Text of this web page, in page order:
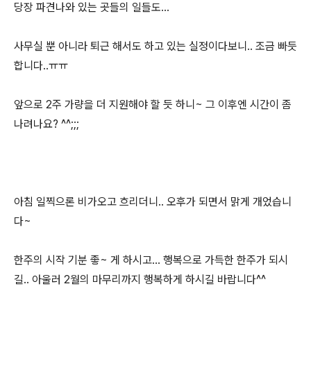
당장 파견나와 있는 곳들의 일들도...
사무실 뿐 아니라 퇴근 해서도 하고 있는 실정이다보니.. 조금 빠듯
합니다..ㅠㅠ
앞으로 2주 가량을 더 지원해야 할 듯 하니~ 그 이후엔 시간이 좀
나려나요? ^^;;;
아침 일찍으론 비가오고 흐리더니.. 오후가 되면서 맑게 개었습니
다~
한주의 시작 기분 좋~ 게 하시고... 행복으로 가득한 한주가 되시
길.. 아울러 2월의 마무리까지 행복하게 하시길 바랍니다^^